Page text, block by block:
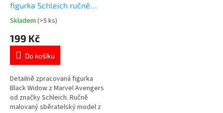
figurka Schleich ručně
malovaný model
Průměrné
produktu
4,8
5
hvězdiček.
Skladem (>5 ks)
199 Kč
Do košíku
Detailně zpracovaná figurka
Black Widow z Marvel Avengers
od značky Schleich. Ručně
malovaný sběratelský model z